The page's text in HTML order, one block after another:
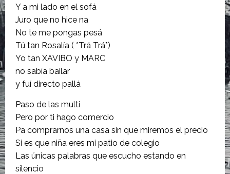
Y a mi lado en el sofá
Juro que no hice na
No te me pongas pesá
Tú tan Rosalía ( *Trá Trá*)
Yo tan XAVIBO y MARC
no sabía bailar
y fuí directo pallá
Paso de las multi
Pero por ti hago comercio
Pa comprarnos una casa sin que miremos el precio
Si es que niña eres mi patio de colegio
Las únicas palabras que escucho estando en
silencio